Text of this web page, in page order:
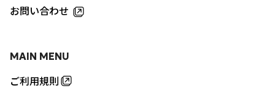
MAIN MENU
ご利用規則
お問い合わせ